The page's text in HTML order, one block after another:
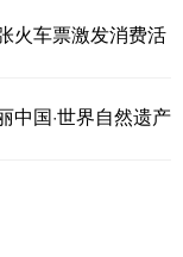
火车票激发消费活
中国·世界自然遗产